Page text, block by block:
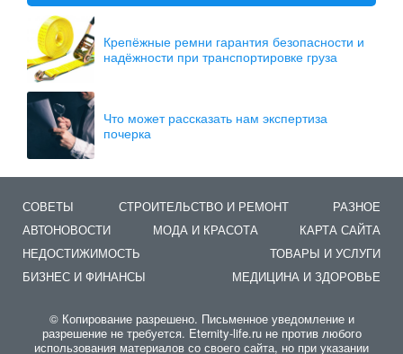
Крепёжные ремни гарантия безопасности и
надёжности при транспортировке груза
Что может рассказать нам экспертиза
почерка
СОВЕТЫ СТРОИТЕЛЬСТВО И РЕМОНТ
РАЗНОЕ
АВТОНОВОСТИ
МОДА И КРАСОТА
КАРТА САЙТА
НЕДОСТИЖИМОСТЬ
ТОВАРЫ И УСЛУГИ
БИЗНЕС И ФИНАНСЫ
МЕДИЦИНА И ЗДОРОВЬЕ
© Копирование разрешено. Письменное уведомление и
разрешение не требуется. Eternity-life.ru не против любого
использования материалов со своего сайта, но при указании